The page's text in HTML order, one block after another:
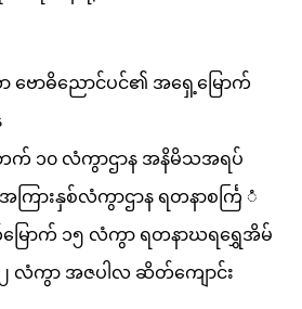
ဗောဓိညောင်ပင်၏ အရှေ့မြောက်
ဘက် ၁၀ လံကွာဌာန အနိမိသအရပ်
ကြားနှစ်လံကွာဌာန ရတနာစင်္ကြ
မြောက် ၁၅ လံကွာ ရတနာဃရရွှေအိမ်
လံကွာ အဇပါလ ဆိတ်ကျောင်း